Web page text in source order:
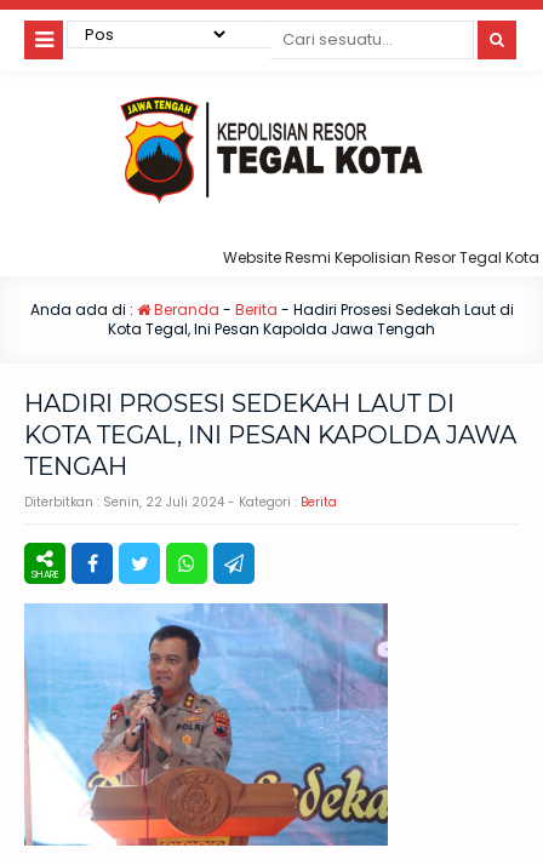
Website Resmi Kepolisian Resor Tegal Kota
Anda ada di : Beranda - Berita - Hadiri Prosesi Sedekah Laut di
Kota Tegal, Ini Pesan Kapolda Jawa Tengah
HADIRI PROSESI SEDEKAH LAUT DI
KOTA TEGAL, INI PESAN KAPOLDA JAWA
TENGAH
Diterbitkan : Senin, 22 Juli 2024 - Kategori : Berita